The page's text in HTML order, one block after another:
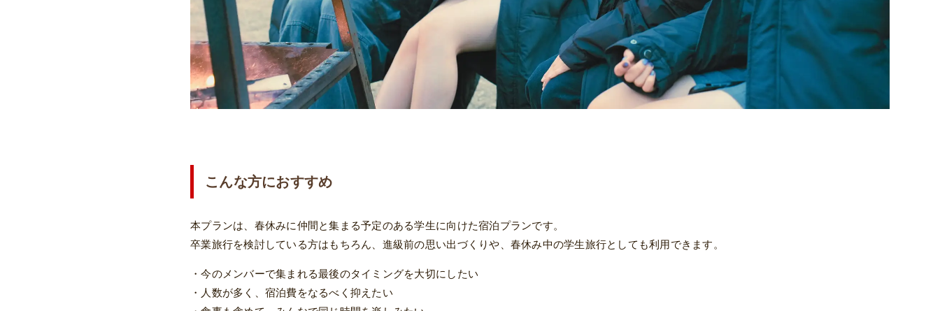
こんな方におすすめ
本プランは、春休みに仲間と集まる予定のある学生に向けた宿泊プランです。
卒業旅行を検討している方はもちろん、進級前の思い出づくりや、春休み中の学生旅行としても利用できます。
・今のメンバーで集まれる最後のタイミングを大切にしたい
・人数が多く、宿泊費をなるべく抑えたい